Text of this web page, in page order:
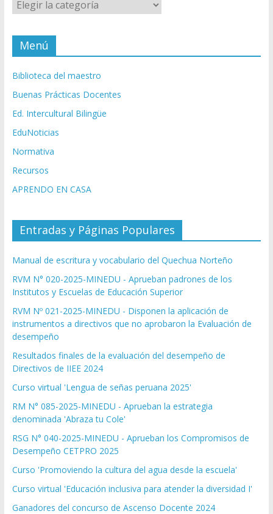
Menú
Biblioteca del maestro
Buenas Prácticas Docentes
Ed. Intercultural Bilingüe
EduNoticias
Normativa
Recursos
APRENDO EN CASA
Entradas y Páginas Populares
Manual de escritura y vocabulario del Quechua Norteño
RVM N° 020-2025-MINEDU - Aprueban padrones de los
Institutos y Escuelas de Educación Superior
RVM Nº 021-2025-MINEDU - Disponen la aplicación de
instrumentos a directivos que no aprobaron la Evaluación de
desempeño
Resultados finales de la evaluación del desempeño de
Directivos de IIEE 2024
Curso virtual 'Lengua de señas peruana 2025'
RM N° 085-2025-MINEDU - Aprueban la estrategia
denominada 'Abraza tu Cole'
RSG N° 040-2025-MINEDU - Aprueban los Compromisos de
Desempeño CETPRO 2025
Curso 'Promoviendo la cultura del agua desde la escuela'
Curso virtual 'Educación inclusiva para atender la diversidad I'
Ganadores del concurso de Ascenso Docente 2024